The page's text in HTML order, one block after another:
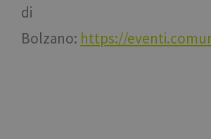
di
Bolzano: https://